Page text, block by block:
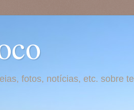
fotos, notícias, etc. sobre